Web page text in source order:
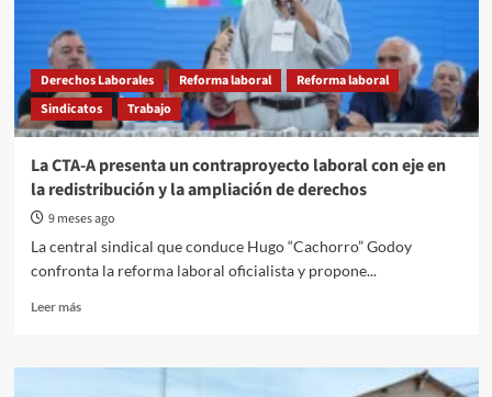
de
la
CGT
contra
la
laboral
Derechos Laborales Reforma laboral
Reforma laboral
Sindicatos
Trabajo
La CTA-A presenta un contraproyecto laboral con eje en
la redistribución y la ampliación de derechos
9 meses ago
La central sindical que conduce Hugo “Cachorro” Godoy
confronta la reforma laboral oficialista y propone...
Leer másRead
La